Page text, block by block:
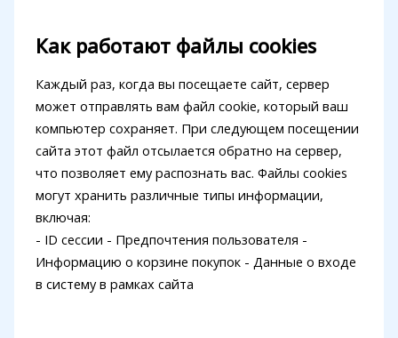
Как работают файлы cookies
Каждый раз, когда вы посещаете сайт, сервер
может отправлять вам файл cookie, который ваш
компьютер сохраняет. При следующем посещении
сайта этот файл отсылается обратно на сервер,
что позволяет ему распознать вас. Файлы cookies
могут хранить различные типы информации,
включая:
- ID сессии - Предпочтения пользователя -
Информацию о корзине покупок - Данные о входе
в систему в рамках сайта